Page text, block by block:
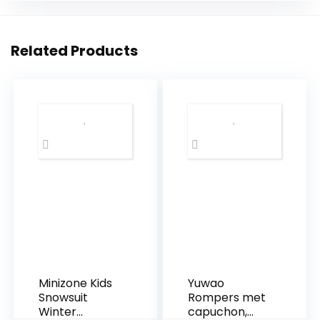
Related Products
Minizone Kids
Snowsuit
Winter
Yuwao
Rompers met
capuchon,